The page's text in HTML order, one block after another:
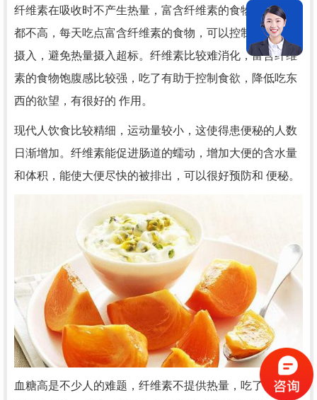
纤维素在吸收时不产生热量，富含纤维素的食物热量一般
都不高，每天吃点富含纤维素的食物，可以控制总热量的
摄入，避免热量摄入超标。纤维素比较难消化，富含纤维
素的食物饱腹感比较强，吃了有助于控制食欲，降低吃东
西的欲望，有很好的 作用。
现代人饮食比较精细，运动量较小，这使得患便秘的人数
日渐增加。纤维素能促进肠道的蠕动，增加大便的含水量
和体积，能使大便尽快的被排出，可以很好预防和 便秘。
血糖高是不少人的难题，纤维素不提供热量，吃了富含纤